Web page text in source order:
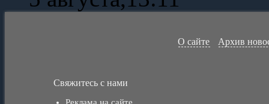
О сайте Архив
Свяжитесь с нами
Реклама на сайте